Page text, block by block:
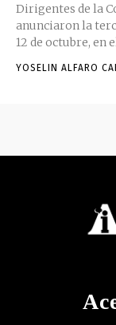
Dirigentes de la
anunciaron la
12 de octubre, en
YOSELIN ALFARO